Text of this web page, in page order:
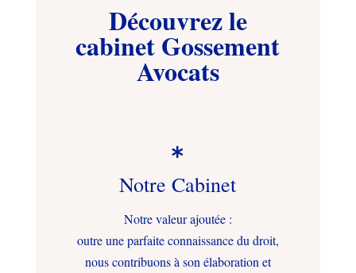
Découvrez le
cabinet Gossement
Avocats

Notre Cabinet
Notre valeur ajoutée :
outre une parfaite connaissance du droit,
nous contribuons à son élaboration et